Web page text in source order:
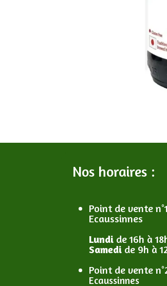
Nos horaires :
Point de vente n°1
Ecaussinnes
Lundi de 16h à
Samedi de 9h à
Point de vente
Ecaussinnes